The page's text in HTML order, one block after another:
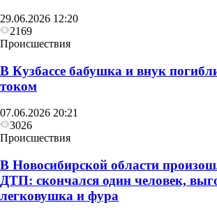
29.06.2026 12:20
2169
Происшествия
В Кузбассе бабушка и внук
током
07.06.2026 20:21
3026
Происшествия
В Новосибирской области
ДТП: скончался один человек,
легковушка и фура